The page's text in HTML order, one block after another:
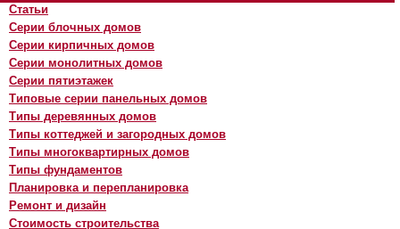
Статьи
Серии блочных домов
Серии кирпичных домов
Серии монолитных домов
Серии пятиэтажек
Типовые серии панельных домов
Типы деревянных домов
Типы коттеджей и загородных домов
Типы многоквартирных домов
Типы фундаментов
Планировка и перепланировка
Ремонт и дизайн
Стоимость строительства